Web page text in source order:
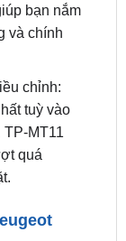
chỉnh:
tuỳ vào
MT11
quá
nguy cơ